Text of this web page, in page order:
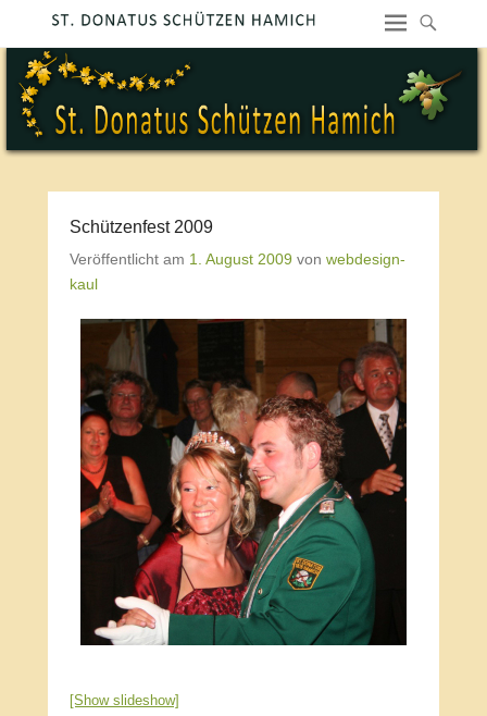
Schützenfest 2009
Veröffentlicht am 1. August 2009 von webdesign-
kaul
[Show slideshow]